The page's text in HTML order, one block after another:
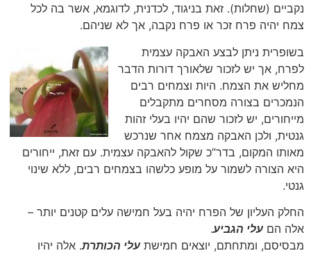
נקביים (שחלות). זאת בניגוד, לכדנית, לדוגמא, אשר בה לכל
צמח יהיה פרח זכר או פרח נקבה, אך לא שניהם.
בשופרית ניתן לבצע האבקה עצמית
לפרח, אך יש לזכור שלאורך דורות הדבר
מחליש את הצמח. היות וצמחים רבים
הנמכרים בצורה מסחרים מתקבלים
מייחורים, יש לזכור שהם יהיו בעלי זהות
גנטית, ולכן האבקה מצמח אחר שנרכש
מאותו המקום, בדר”כ שקול להאבקה עצמית. עם זאת, ייחורים
היא הצורה לשמור על מופע כלשהו בצמחים רבים, ללא שינוי
גנטי.
החלק העליון של הפרח יהיה בעל חמישה עלים קטנים יותר –
אלה הם עלי הגביע.
מבסיסם, ומתחתם, יוצאים חמישת עלי הכותרת. אלה יהיו